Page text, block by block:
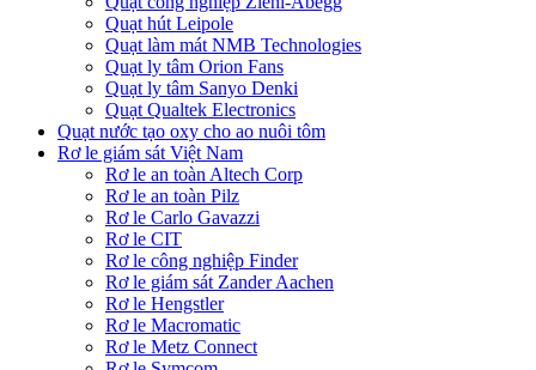
Quạt hút Leipole
Quạt làm mát NMB Technologies
Quạt ly tâm Orion Fans
Quạt ly tâm Sanyo Denki
Quạt Qualtek Electronics
Quạt nước tạo oxy cho ao nuôi tôm
Rơ le giám sát Việt Nam
Rơ le an toàn Altech Corp
Rơ le an toàn Pilz
Rơ le Carlo Gavazzi
Rơ le CIT
Rơ le công nghiệp Finder
Rơ le giám sát Zander Aachen
Rơ le Hengstler
Rơ le Macromatic
Rơ le Metz Connect